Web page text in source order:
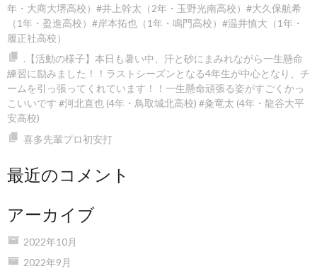
年・大商大堺高校）#井上幹太（2年・玉野光南高校）#大久保航希
（1年・盈進高校）#岸本拓也（1年・鳴門高校）#温井慎大（1年・
履正社高校）
.【活動の様子】本日も暑い中、汗と砂にまみれながら一生懸命
練習に励みました！！️ラストシーズンとなる4年生が中心となり、チ
ームを引っ張ってくれています！！一生懸命頑張る姿がすごくかっ
こいいです #河北直也 (4年・鳥取城北高校) #粂竜太 (4年・龍谷大平
安高校)
喜多先輩プロ初安打
最近のコメント
アーカイブ
2022年10月
2022年9月